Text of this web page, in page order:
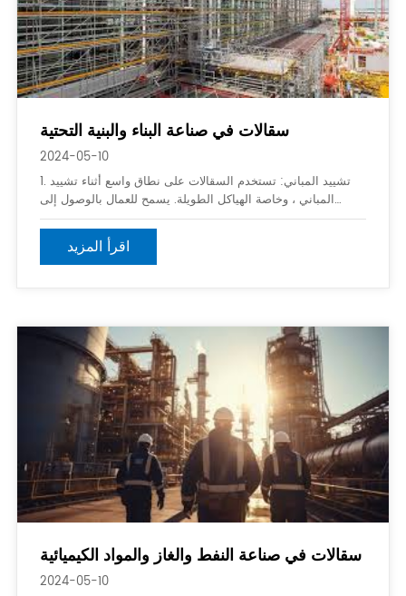
سقالات في صناعة البناء والبنية التحتية
2024-05-10
1. تشييد المباني: تستخدم السقالات على نطاق واسع أثناء تشييد
المباني ، وخاصة الهياكل الطويلة. يسمح للعمال بالوصول إلى
مستويات مختلفة من المبنى أثناء أداء مهام مثل بناء الطوب ،
التجصيص ، الطلاء ، وتثبيت النوافذ أو الواجهات. 2. رينو
اقرأ المزيد
سقالات في صناعة النفط والغاز والمواد الكيميائية
2024-05-10